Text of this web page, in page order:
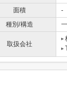
面積
-
種別/構造
取扱会社